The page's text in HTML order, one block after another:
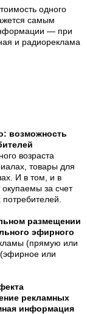
одного
самым
— при
и радиореклама
возможность
возраста
товары для
И в том, и в
за счет
размещении
эфирного
(прямую или
или
рекламных
информация